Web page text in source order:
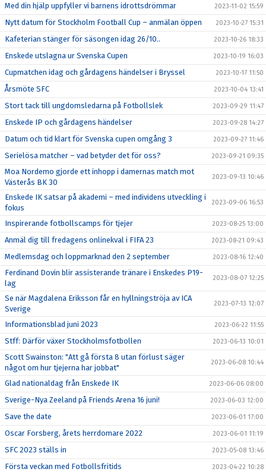
Med din hjälp uppfyller vi barnens idrottsdrömmar 2023-11-02 15:59
Nytt datum för Stockholm Football Cup – anmälan öppen 2023-10-27 15:31
Kafeterian stänger för säsongen idag 26/10.. 2023-10-26 18:33
Enskede utslagna ur Svenska Cupen 2023-10-19 16:03
Cupmatchen idag och gårdagens händelser i Bryssel 2023-10-17 11:50
Årsmöte SFC 2023-10-04 13:41
Stort tack till ungdomsledarna på Fotbollslek 2023-09-29 11:47
Enskede IP och gårdagens händelser 2023-09-28 14:27
Datum och tid klart för Svenska cupen omgång 3 2023-09-27 11:46
Serielösa matcher – vad betyder det för oss? 2023-09-21 09:35
Moa Nordemo gjorde ett inhopp i damernas match mot
Västerås BK 30
2023-09-13 10:46
Enskede IK satsar på akademi – med individens utveckling i
fokus
2023-09-06 16:53
Inspirerande fotbollscamps för tjejer 2023-08-25 13:00
Anmäl dig till fredagens onlinekval i FIFA 23 2023-08-21 09:43
Medlemsdag och loppmarknad den 2 september 2023-08-16 12:40
Ferdinand Dovin blir assisterande tränare i Enskedes P19-
lag
2023-08-07 12:25
Se när Magdalena Eriksson får en hyllningströja av ICA
Sverige
2023-07-13 12:07
Informationsblad juni 2023 2023-06-22 11:55
Stff: Därför växer Stockholmsfotbollen 2023-06-13 10:01
Scott Swainston: "Att gå första 8 utan förlust säger
något om hur tjejerna har jobbat"
2023-06-08 10:44
Glad nationaldag från Enskede IK 2023-06-06 08:00
Sverige-Nya Zeeland på Friends Arena 16 juni! 2023-06-03 12:00
Save the date 2023-06-01 17:00
Oscar Forsberg, årets herrdomare 2022 2023-06-01 11:19
SFC 2023 ställs in 2023-05-08 13:46
Första veckan med Fotbollsfritids 2023-04-22 10:28